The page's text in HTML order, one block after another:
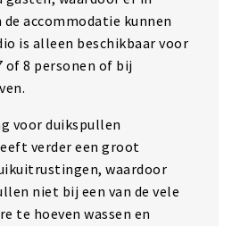
accommodatie kunnen
is alleen beschikbaar voor
of 8 personen of bij
voor duikspullen
verder een groot
waardoor
niet bij een van de vele
te hoeven wassen en